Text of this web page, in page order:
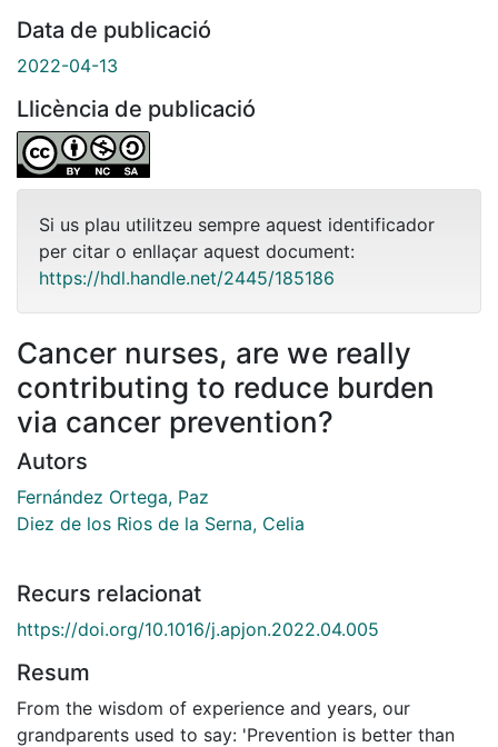
Data de publicació
2022-04-13
Llicència de publicació
Si us plau utilitzeu sempre aquest identificador
per citar o enllaçar aquest document:
https://hdl.handle.net/2445/185186
Cancer nurses, are we really
contributing to reduce burden
via cancer prevention?
Autors
Fernández Ortega, Paz
Diez de los Rios de la Serna, Celia
Recurs relacionat
https://doi.org/10.1016/j.apjon.2022.04.005
Resum
From the wisdom of experience and years, our
grandparents used to say: 'Prevention is better than